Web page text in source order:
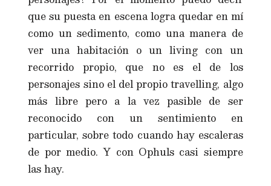
que su puesta en escena logra quedar en mí
como un sedimento, como una manera de
ver una habitación o un living con un
recorrido propio, que no es el de los
personajes sino el del propio travelling, algo
más libre pero a la vez pasible de ser
reconocido con un sentimiento en
particular, sobre todo cuando hay escaleras
de por medio. Y con Ophuls casi siempre
las hay.